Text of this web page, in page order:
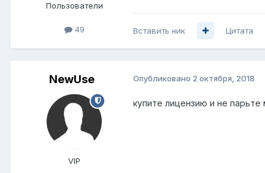
Пользователи
49 Вставить ник Цитата
NewUse
VIP
Опубликовано 2 октября, 2018
купите лицензию и не парьте